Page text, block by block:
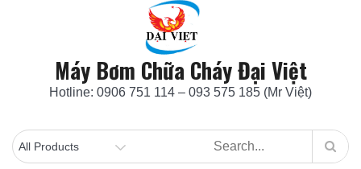
Máy Bơm Chữa Cháy Đại Việt
Hotline: 0906 751 114 – 093 575 185 (Mr Việt)